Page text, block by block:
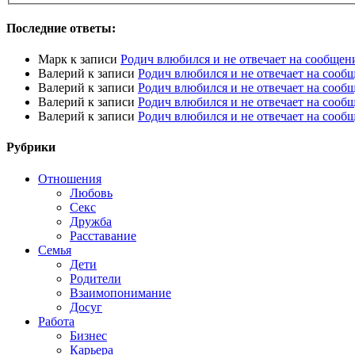
Последние ответы:
Марк к записи Родич влюбился и не отвечает на
Валерий к записи Родич влюбился и не отвечает на
Валерий к записи Родич влюбился и не отвечает на
Валерий к записи Родич влюбился и не отвечает на
Валерий к записи Родич влюбился и не отвечает на
Рубрики
Отношения
Любовь
Секс
Дружба
Расставание
Семья
Дети
Родители
Взаимопонимание
Досуг
Работа
Бизнес
Карьера